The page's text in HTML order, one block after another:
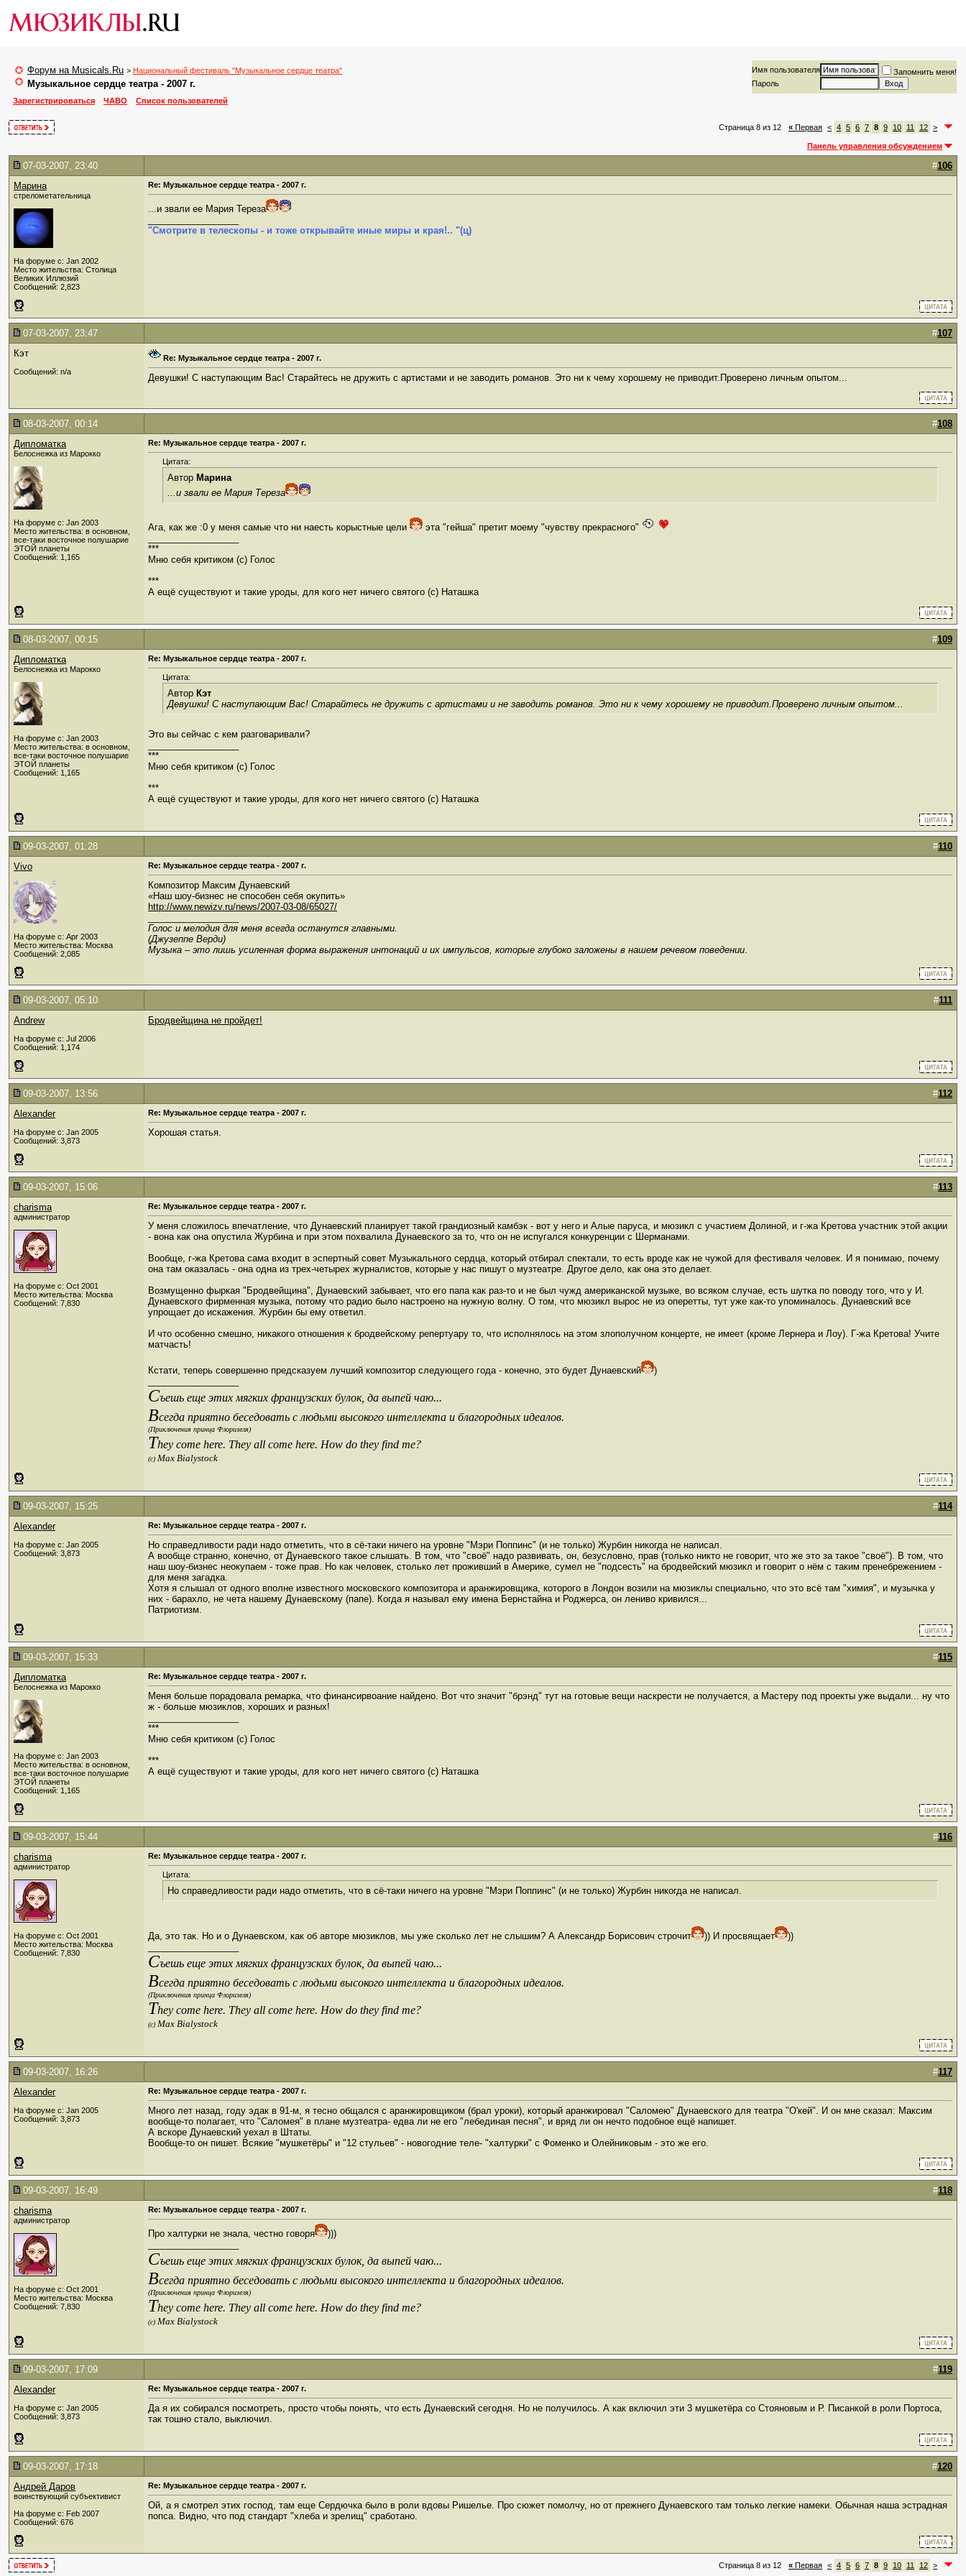
Форум на Musicals.Ru > Национальный фестиваль "Музыкальное сердце театра"
Музыкальное сердце театра - 2007 г.
Имя пользователя
Запомнить меня!
Пароль
Зарегистрироваться
ЧАВО Список пользователей
Страница 8 из 12 « Первая < 4 5 6 7 8 9 10 11 12 >
Панель управления обсуждением
07-03-2007, 23:40 #106
Марина
стрелометательница
На форуме с: Jan 2002
Место жительства: Столица
Великих Иллюзий
Сообщений: 2,823
Re: Музыкальное сердце театра - 2007 г.
...и звали ее Мария Тереза
"Смотрите в телескопы - и тоже открывайте иные миры и края!.. "(ц)
07-03-2007, 23:47 #107
Кэт
Сообщений: n/a
Re: Музыкальное сердце театра - 2007 г.
Девушки! С наступающим Вас! Старайтесь не дружить с артистами и не заводить романов. Это ни к чему хорошему не приводит.Проверено личным опытом...
08-03-2007, 00:14 #108
Дипломатка
Белоснежка из Марокко
На форуме с: Jan 2003
Место жительства: в основном,
все-таки восточное полушарие
ЭТОЙ планеты
Сообщений: 1,165
Re: Музыкальное сердце театра - 2007 г.
Цитата:
Автор Марина
...и звали ее Мария Тереза
Ага, как же :0 у меня самые что ни наесть корыстные цели
эта "гейша" претит моему "чувству прекрасного"
***
Мню себя критиком (c) Голос
***
А ещё существуют и такие уроды, для кого нет ничего святого (с) Наташка
08-03-2007, 00:15 #109
Дипломатка
Белоснежка из Марокко
На форуме с: Jan 2003
Место жительства: в основном,
все-таки восточное полушарие
ЭТОЙ планеты
Сообщений: 1,165
Re: Музыкальное сердце театра - 2007 г.
Цитата:
Автор Кэт
Девушки! С наступающим Вас! Старайтесь не дружить с артистами и не заводить романов. Это ни к чему хорошему не приводит.Проверено личным опытом...
Это вы сейчас с кем разговаривали?
***
Мню себя критиком (c) Голос
***
А ещё существуют и такие уроды, для кого нет ничего святого (с) Наташка
09-03-2007, 01:28 #110
Vivo
На форуме с: Apr 2003
Место жительства: Москва
Сообщений: 2,085
Re: Музыкальное сердце театра - 2007 г.
Композитор Максим Дунаевский
«Наш шоу-бизнес не способен себя окупить»
http://www.newizv.ru/news/2007-03-08/65027/
Голос и мелодия для меня всегда останутся главными.
(Джузеппе Верди)
Музыка – это лишь усиленная форма выражения интонаций и их импульсов, которые глубоко заложены в нашем речевом поведении.
09-03-2007, 05:10 #111
Andrew
На форуме с: Jul 2006
Сообщений: 1,174
Бродвейщина не пройдет!
09-03-2007, 13:56 #112
Alexander
На форуме с: Jan 2005
Сообщений: 3,873
Re: Музыкальное сердце театра - 2007 г.
Хорошая статья.
09-03-2007, 15:06 #113
charisma
администратор
На форуме с: Oct 2001
Место жительства: Москва
Сообщений: 7,830
Re: Музыкальное сердце театра - 2007 г.
У меня сложилось впечатление, что Дунаевский планирует такой грандиозный камбэк - вот у него и Алые паруса, и мюзикл с участием Долиной, и г-жа Кретова участник этой акции
- вона как она опустила Журбина и при этом похвалила Дунаевского за то, что он не испугался конкуренции с Шерманами.
Вообще, г-жа Кретова сама входит в эспертный совет Музыкального сердца, который отбирал спектали, то есть вроде как не чужой для фестиваля человек. И я понимаю, почему
она там оказалась - она одна из трех-четырех журналистов, которые у нас пишут о музтеатре. Другое дело, как она это делает.
Возмущенно фыркая "Бродвейщина", Дунаевский забывает, что его папа как раз-то и не был чужд американской музыке, во всяком случае, есть шутка по поводу того, что у И.
Дунаевского фирменная музыка, потому что радио было настроено на нужную волну. О том, что мюзикл вырос не из оперетты, тут уже как-то упоминалось. Дунаевский все
упрощает до искажения. Журбин бы ему ответил.
И что особенно смешно, никакого отношения к бродвейскому репертуару то, что исполнялось на этом злополучном концерте, не имеет (кроме Лернера и Лоу). Г-жа Кретова! Учите
матчасть!
Кстати, теперь совершенно предсказуем лучший композитор следующего года - конечно, это будет Дунаевский
)
Съешь еще этих мягких французских булок, да выпей чаю...
Всегда приятно беседовать с людьми высокого интеллекта и благородных идеалов.
(Приключения принца Флоризеля)
They come here. They all come here. How do they find me?
(c) Max Bialystock
09-03-2007, 15:25 #114
Alexander
На форуме с: Jan 2005
Сообщений: 3,873
Re: Музыкальное сердце театра - 2007 г.
Но справедливости ради надо отметить, что в сё-таки ничего на уровне "Мэри Поппинс" (и не только) Журбин никогда не написал.
А вообще странно, конечно, от Дунаевского такое слышать. В том, что "своё" надо развивать, он, безусловно, прав (только никто не говорит, что же это за такое "своё"). В том, что
наш шоу-бизнес неокупаем - тоже прав. Но как человек, столько лет проживший в Америке, сумел не "подсесть" на бродвейский мюзикл и говорит о нём с таким пренебрежением -
для меня загадка.
Хотя я слышал от одного вполне известного московского композитора и аранжировщика, которого в Лондон возили на мюзиклы специально, что это всё там "химия", и музычка у
них - барахло, не чета нашему Дунаевскому (папе). Когда я называл ему имена Бернстайна и Роджерса, он лениво кривился...
Патриотизм.
09-03-2007, 15:33 #115
Дипломатка
Белоснежка из Марокко
На форуме с: Jan 2003
Место жительства: в основном,
все-таки восточное полушарие
ЭТОЙ планеты
Сообщений: 1,165
Re: Музыкальное сердце театра - 2007 г.
Меня больше порадовала ремарка, что финансирвоание найдено. Вот что значит "брэнд" тут на готовые вещи наскрести не получается, а Мастеру под проекты уже выдали... ну что
ж - больше мюзиклов, хороших и разных!
***
Мню себя критиком (c) Голос
***
А ещё существуют и такие уроды, для кого нет ничего святого (с) Наташка
09-03-2007, 15:44 #116
charisma
администратор
На форуме с: Oct 2001
Место жительства: Москва
Сообщений: 7,830
Re: Музыкальное сердце театра - 2007 г.
Цитата:
Но справедливости ради надо отметить, что в сё-таки ничего на уровне "Мэри Поппинс" (и не только) Журбин никогда не написал.
Да, это так. Но и о Дунаевском, как об авторе мюзиклов, мы уже сколько лет не слышим? А Александр Борисович строчит )) И просвящает
))
Съешь еще этих мягких французских булок, да выпей чаю...
Всегда приятно беседовать с людьми высокого интеллекта и благородных идеалов.
(Приключения принца Флоризеля)
They come here. They all come here. How do they find me?
(c) Max Bialystock
09-03-2007, 16:26 #117
Alexander
На форуме с: Jan 2005
Сообщений: 3,873
Re: Музыкальное сердце театра - 2007 г.
Много лет назад, году эдак в 91-м, я тесно общался с аранжировщиком (брал уроки), который аранжировал "Саломею" Дунаевского для театра "О'кей". И он мне сказал: Максим
вообще-то полагает, что "Саломея" в плане музтеатра- едва ли не его "лебединая песня", и вряд ли он нечто подобное ещё напишет.
А вскоре Дунаевский уехал в Штаты.
Вообще-то он пишет. Всякие "мушкетёры" и "12 стульев" - новогодние теле- "халтурки" с Фоменко и Олейниковым - это же его.
09-03-2007, 16:49 #118
charisma
администратор
На форуме с: Oct 2001
Место жительства: Москва
Сообщений: 7,830
Re: Музыкальное сердце театра - 2007 г.
Про халтурки не знала, честно говоря
)))
Съешь еще этих мягких французских булок, да выпей чаю...
Всегда приятно беседовать с людьми высокого интеллекта и благородных идеалов.
(Приключения принца Флоризеля)
They come here. They all come here. How do they find me?
(c) Max Bialystock
09-03-2007, 17:09 #119
Alexander
На форуме с: Jan 2005
Сообщений: 3,873
Re: Музыкальное сердце театра - 2007 г.
Да я их собирался посмотреть, просто чтобы понять, что есть Дунаевский сегодня. Но не получилось. А как включил эти 3 мушкетёра со Стояновым и Р. Писанкой в роли Портоса,
так тошно стало, выключил.
09-03-2007, 17:18 #120
Андрей Даров
воинствующий субъективист
На форуме с: Feb 2007
Сообщений: 676
Re: Музыкальное сердце театра - 2007 г.
Ой, а я смотрел этих господ, там еще Сердючка было в роли вдовы Ришелье. Про сюжет помолчу, но от прежнего Дунаевского там только легкие намеки. Обычная наша эстрадная
попса. Видно, что под стандарт "хлеба и зрелищ" сработано.
Страница 8 из 12 « Первая < 4 5 6 7 8 9 10 11 12 >